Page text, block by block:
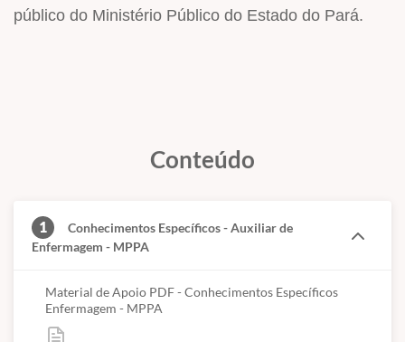
Com toda a certeza nosso minicurso irá acelerar
sua vaga!
público do Ministério Público do Estado do Pará.
Conteúdo
1
Conhecimentos Específicos - Auxiliar de
Enfermagem - MPPA
Material de Apoio PDF - Conhecimentos Específicos
Enfermagem - MPPA